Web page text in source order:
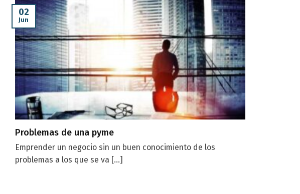
Problemas de una pyme
Emprender un negocio sin un buen conocimiento de los
problemas a los que se va [...]
02
Jun